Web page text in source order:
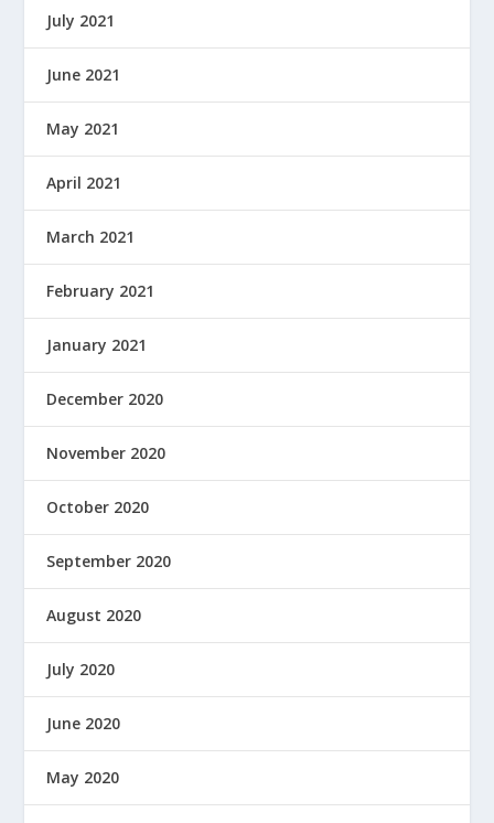
July 2021
June 2021
May 2021
April 2021
March 2021
February 2021
January 2021
December 2020
November 2020
October 2020
September 2020
August 2020
July 2020
June 2020
May 2020